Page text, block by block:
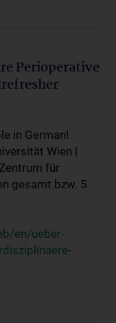
Perioperative
in German!
Wien |
für
gesamt bzw. 5
en/ueber-